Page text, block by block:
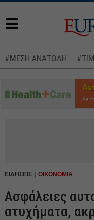
#ΜΕΣΗ ΑΝΑΤΟΛΗ
ΕΙΔΗΣΕΙΣ ΟΙΚΟΝΟΜΙΑ
Ασφάλειες
ατυχήματα,